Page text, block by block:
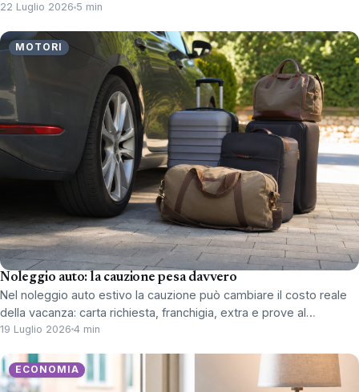
22 Luglio 2026 5 min
MOTORI
Noleggio auto: la cauzione pesa davvero
Nel noleggio auto estivo la cauzione può cambiare il costo reale
della vacanza: carta richiesta, franchigia, extra e prove al…
19 Luglio 2026 4 min
ECONOMIA